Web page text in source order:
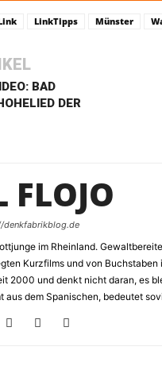
LinkTipps Münster
BAD
DER
FLOJO
denkfabrikblog.de
im Rheinland.
Kurzfilms und von
2000 und denkt nicht daran, es
aus dem Spanischen, bedeutet